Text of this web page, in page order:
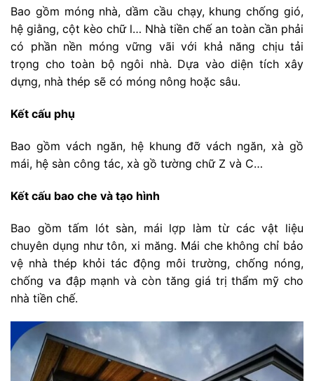
Bao gồm móng nhà, dầm cầu chạy, khung chống gió,
hệ giằng, cột kèo chữ l… Nhà tiền chế an toàn cần phải
có phần nền móng vững vãi với khả năng chịu tải
trọng cho toàn bộ ngôi nhà. Dựa vào diện tích xây
dựng, nhà thép sẽ có móng nông hoặc sâu.
Kết cấu phụ
Bao gồm vách ngăn, hệ khung đỡ vách ngăn, xà gồ
mái, hệ sàn công tác, xà gồ tường chữ Z và C…
Kết cấu bao che và tạo hình
Bao gồm tấm lót sàn, mái lợp làm từ các vật liệu
chuyên dụng như tôn, xi măng. Mái che không chỉ bảo
vệ nhà thép khỏi tác động môi trường, chống nóng,
chống va đập mạnh và còn tăng giá trị thẩm mỹ cho
nhà tiền chế.